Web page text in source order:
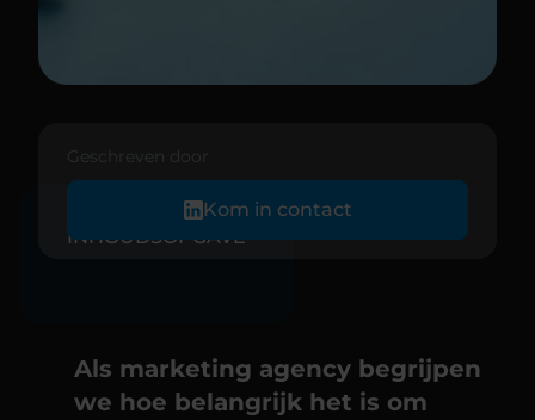
Geschreven door
Kom in contact
INHOUDSOPGAVE
Als marketing agency begrijpen
we hoe belangrijk het is om